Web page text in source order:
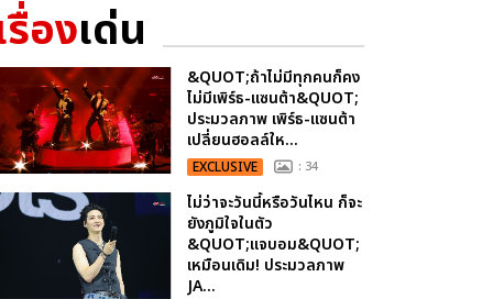
รื่องเด่น
&QUOT;ถ้าไม่มีทุกคนก็คง
ไม่มีเพิร์ธ-แซนต้า&QUOT;
ประมวลภาพ เพิร์ธ-แซนต้า
เปลี่ยนฮอลล์ให...
EXCLUSIVE : 34
ไม่ว่าจะวันนี้หรือวันไหน ก็จะ
ยังภูมิใจในตัว
&QUOT;แจบอม&QUOT;
เหมือนเดิม! ประมวลภาพ
JA...